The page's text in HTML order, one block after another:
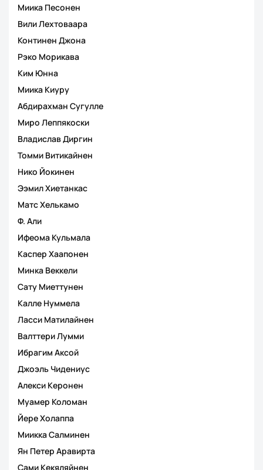
Миика Песонен
Вили Лехтоваара
Континен Джона
Рэко Морикава
Ким Юнна
Миика Киуру
Абдирахман Сугулле
Миро Леппякоски
Владислав Диргин
Томми Витикайнен
Нико Йокинен
Ээмил Хиетанкас
Матс Хелькамо
Ф. Али
Ифеома Кульмала
Каспер Хаапонен
Минка Веккели
Сату Миеттунен
Калле Нуммела
Ласси Матилайнен
Валттери Лумми
Ибрагим Аксой
Джоэль Чидениус
Алекси Керонен
Муамер Коломан
Йере Холаппа
Миикка Салминен
Ян Петер Аравирта
Сами Кекяляйнен